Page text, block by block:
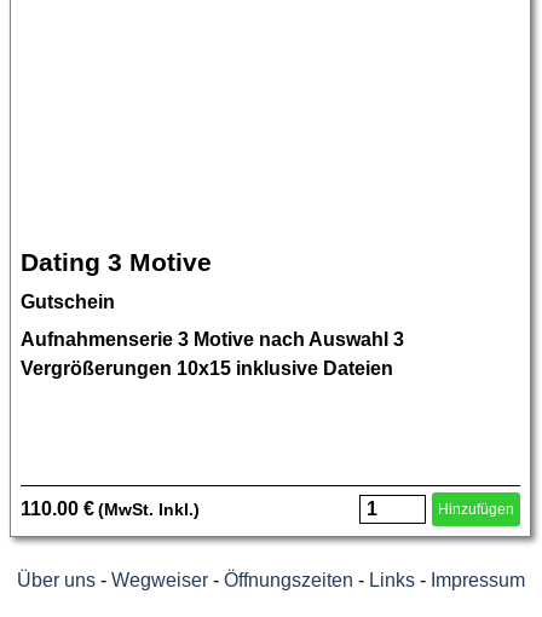
Dating 3 Motive
Gutschein
Aufnahmenserie 3 Motive nach Auswahl 3
Vergrößerungen 10x15 inklusive Dateien
110.00 € (MwSt. Inkl.) Hinzufügen
Über uns- Wegweiser- Öffnungszeiten - Links- Impressum